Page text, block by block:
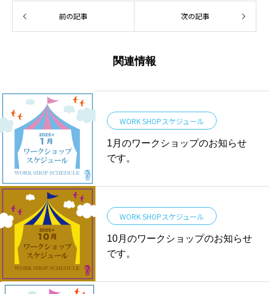
前の記事 次の記事
関連情報
WORK SHOPスケジュール
1月のワークショップのお知らせ
です。
WORK SHOPスケジュール
10月のワークショップのお知らせ
です。